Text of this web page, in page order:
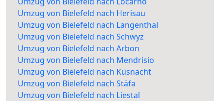
Umzug von Bielefeld nach Herisau
Umzug von Bielefeld nach Langenthal
Umzug von Bielefeld nach Schwyz
Umzug von Bielefeld nach Arbon
Umzug von Bielefeld nach Mendrisio
Umzug von Bielefeld nach Küsnacht
Umzug von Bielefeld nach Stäfa
Umzug von Bielefeld nach Liestal